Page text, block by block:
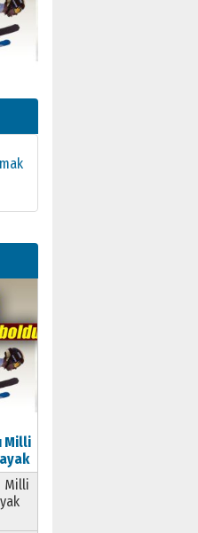
Milli
Milli